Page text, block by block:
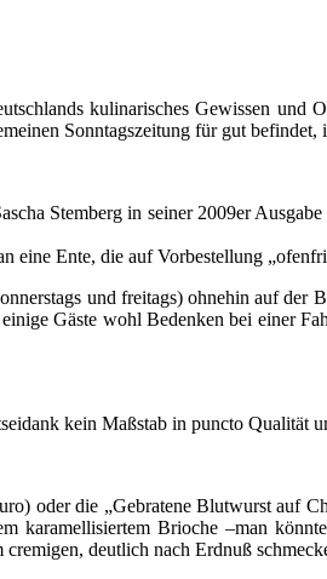
kulinarisches Gewissen und
Sonntagszeitung für gut befindet,
Stemberg in seiner 2009er
eine Ente, die auf Vorbestellung
und freitags) ohnehin auf der
Gäste wohl Bedenken bei einer
kein Maßstab in puncto Qualität
oder die „Gebratene Blutwurst auf
Brioche –man
deutlich nach Erdnuß